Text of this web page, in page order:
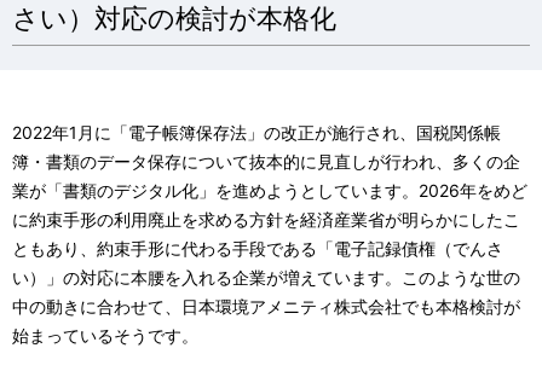
さい）対応の検討が本格化
2022年1月に「電子帳簿保存法」の改正が施行され、国税関係帳
簿・書類のデータ保存について抜本的に見直しが行われ、多くの企
業が「書類のデジタル化」を進めようとしています。2026年をめど
に約束手形の利用廃止を求める方針を経済産業省が明らかにしたこ
ともあり、約束手形に代わる手段である「電子記録債権（でんさ
い）」の対応に本腰を入れる企業が増えています。このような世の
中の動きに合わせて、日本環境アメニティ株式会社でも本格検討が
始まっているそうです。